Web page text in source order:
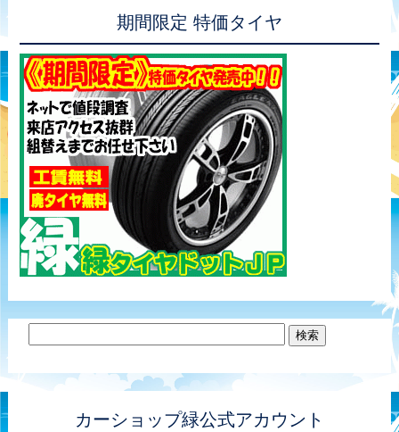
期間限定 特価タイヤ
カーショップ緑公式アカウント